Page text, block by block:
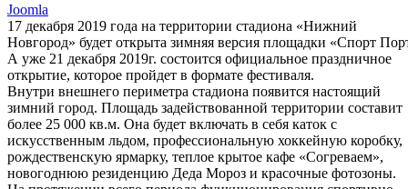
Joomla
17 декабря 2019 года на территории стадиона «Нижний
Новгород» будет открыта зимняя версия площадки «Спорт
А уже 21 декабря 2019г. состоится официальное праздничное
открытие, которое пройдет в формате фестиваля.
Внутри внешнего периметра стадиона появится настоящий
зимний город. Площадь задействованной территории составит
более 25 000 кв.м. Она будет включать в себя каток с
искусственным льдом, профессиональную хоккейную коробку,
рождественскую ярмарку, теплое крытое кафе «Согреваем»,
новогоднюю резиденцию Деда Мороз и красочные фотозоны.